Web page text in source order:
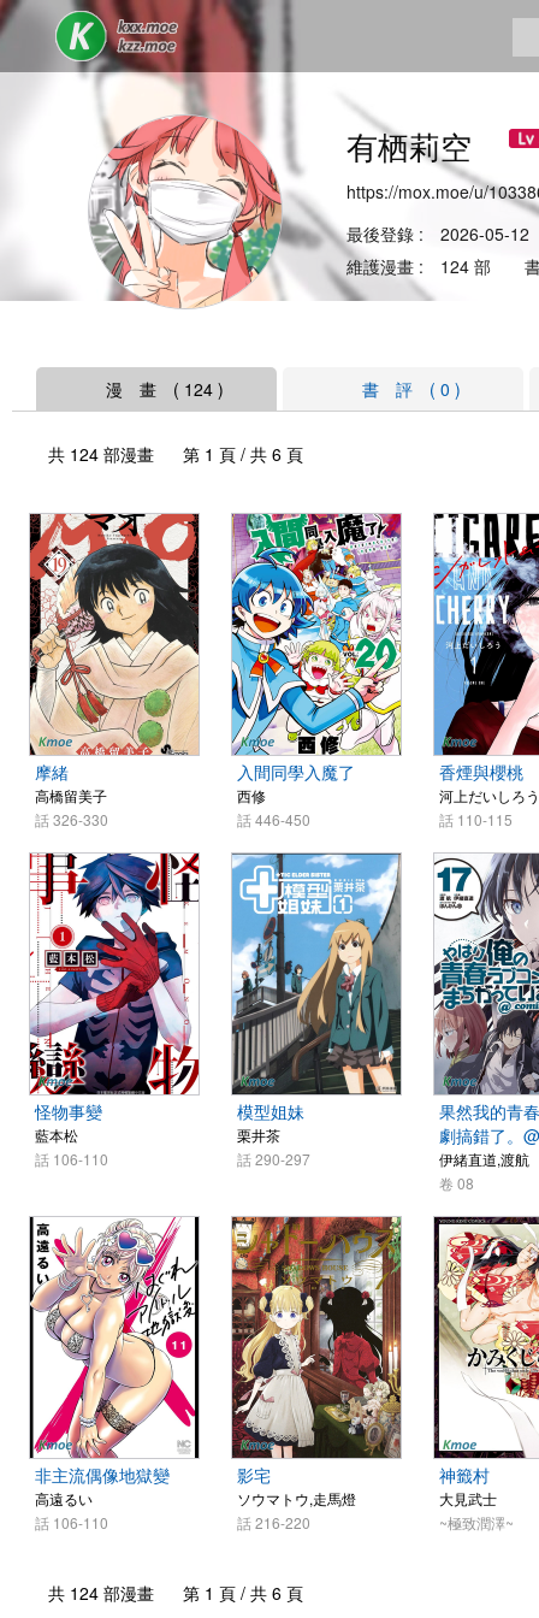
有栖莉空
https://mox.moe/u/
最後登錄 : 2026-05-12
維護漫畫 : 124 部
漫 畫 ( 124 ) 書 評 ( 0 )
共 124 部漫畫 第 1 頁 / 共 6 頁
摩緒
高橋留美子
話 326-330
入間同學入魔了
西修
話 446-450
香煙與櫻桃
河上だいしろう
話 110-115
怪物事變
藍本松
話 106-110
模型姐妹
栗井茶
話 290-297
果然我的青
劇搞錯了。
伊緒直道,渡航
卷 08
非主流偶像地獄變
高遠るい
話 106-110
影宅
ソウマトウ,走馬燈
話 216-220
神籤村
大見武士
~極致潤澤~
共 124 部漫畫 第 1 頁 / 共 6 頁